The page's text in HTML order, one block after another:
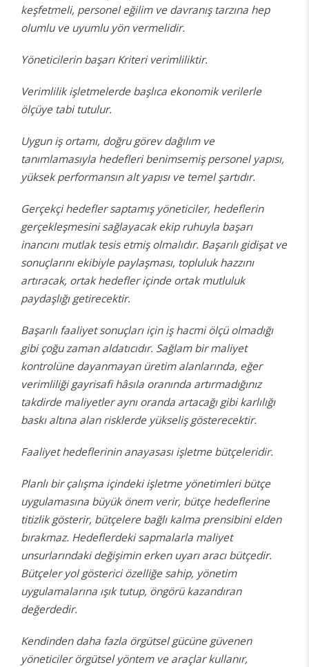
keşfetmeli, personel eğilim ve davranış tarzına hep
olumlu ve uyumlu yön vermelidir.
Yöneticilerin başarı Kriteri verimliliktir.
Verimlilik işletmelerde başlıca ekonomik verilerle
ölçüye tabi tutulur.
Uygun iş ortamı, doğru görev dağılım ve
tanımlamasıyla hedefleri benimsemiş personel yapısı,
yüksek performansın alt yapısı ve temel şartıdır.
Gerçekçi hedefler saptamış yöneticiler, hedeflerin
gerçekleşmesini sağlayacak ekip ruhuyla başarı
inancını mutlak tesis etmiş olmalıdır. Başarılı gidişat ve
sonuçlarını ekibiyle paylaşması, topluluk hazzını
artıracak, ortak hedefler içinde ortak mutluluk
paydaşlığı getirecektir.
Başarılı faaliyet sonuçları için iş hacmi ölçü olmadığı
gibi çoğu zaman aldatıcıdır. Sağlam bir maliyet
kontrolüne dayanmayan üretim alanlarında, eğer
verimliliği gayrisafi hâsıla oranında artırmadığınız
takdirde maliyetler aynı oranda artacağı gibi karlılığı
baskı altına alan risklerde yükseliş gösterecektir.
Faaliyet hedeflerinin anayasası işletme bütçeleridir.
Planlı bir çalışma içindeki işletme yönetimleri bütçe
uygulamasına büyük önem verir, bütçe hedeflerine
titizlik gösterir, bütçelere bağlı kalma prensibini elden
bırakmaz. Hedeflerdeki sapmalarla maliyet
unsurlarındaki değişimin erken uyarı aracı bütçedir.
Bütçeler yol gösterici özelliğe sahip, yönetim
uygulamalarına ışık tutup, öngörü kazandıran
değerdedir.
Kendinden daha fazla örgütsel gücüne güvenen
yöneticiler örgütsel yöntem ve araçlar kullanır,